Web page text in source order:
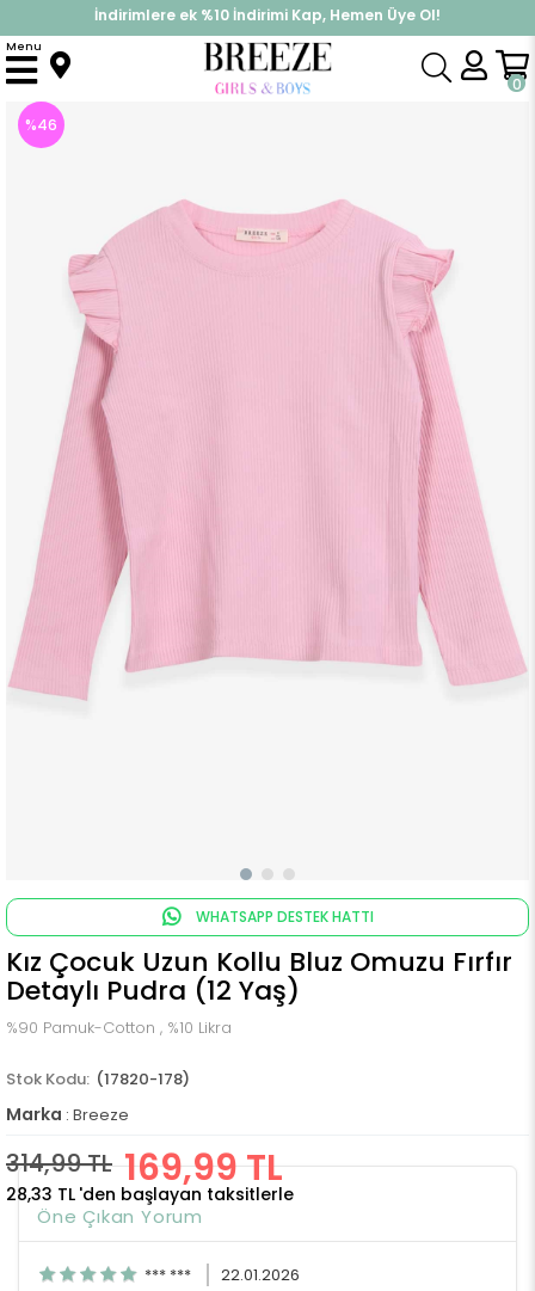
%30 Sepette Yaz İndirimi, Hemen Al!
İndirimlere ek %10 İndirimi Kap, Hemen Üye Ol!
0
Menu
Anasayfa Üst Giyim Uzun Kollu Tişört Kız Çocuk Uzun Kollu Bluz Omuzu Fırfır Detaylı Pudra (12 Yaş)
%46
WHATSAPP DESTEK HATTI
Kız Çocuk Uzun Kollu Bluz Omuzu Fırfır
Detaylı Pudra (12 Yaş)
%90 Pamuk-Cotton , %10 Likra
(17820-178)
Marka : Breeze
314,99 TL 169,99 TL
28,33 TL 'den başlayan taksitlerle
Öne Çıkan Yorum
*** ***
22.01.2026